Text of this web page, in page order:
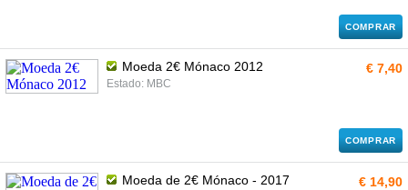
COMPRAR
Moeda 2€ Mónaco 2012
Estado: MBC
€ 7,40
COMPRAR
Moeda de 2€ Mónaco - 2017 € 14,90